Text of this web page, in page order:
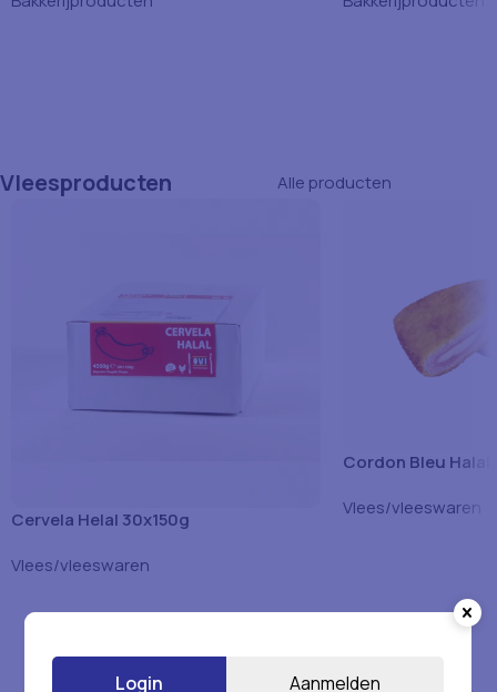
Vleesproducten Alle producten
Cervela Helal 30x150g
Vlees/vleeswaren
Cordon Bleu Halal
Vlees/vleeswaren
Login Aanmelden